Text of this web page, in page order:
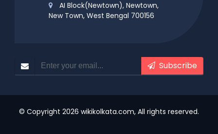
AI Block(Newtown), Newtown,
New Town, West Bengal 700156
Subscribe
© Copyright 2026 wikikolkata.com, All rights reserved.